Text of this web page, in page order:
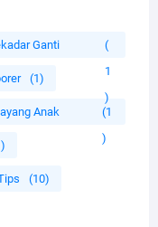
Ganti
(
1
)
(1)
Anak
(1
)
(10)